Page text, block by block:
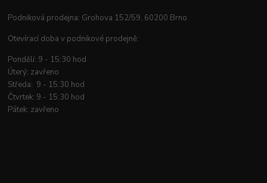
Podniková prodejna: Grohova 152/59, 60200 Brno
Otevírací doba v podnikové prodejně:
Pondělí: 9 - 15:30 hod
Úterý: zavřeno
Středa: 9 - 15:30 hod
Čtvrtek: 9 - 15:30 hod
Pátek: zavřeno